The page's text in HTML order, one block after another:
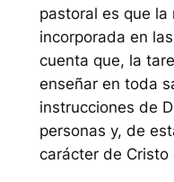
pastoral es que
incorporada en
cuenta que, la
enseñar en toda
instrucciones de
personas y, de
carácter de Cristo